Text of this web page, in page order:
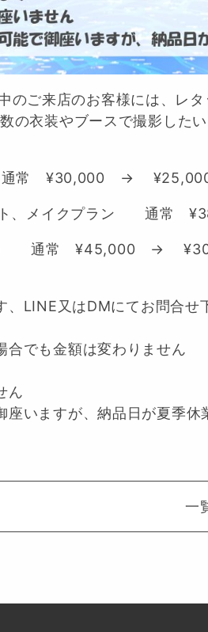
ご来店のお客様には、レ
の衣装やブースで撮影した
通常 ¥30,000 →
ト、メイクプラン 通
品) 通常 ¥45,000 →
、LINE又はDMにてお問合せ
合でも金額は変わりません
ん
座いますが、納品日が夏季
一